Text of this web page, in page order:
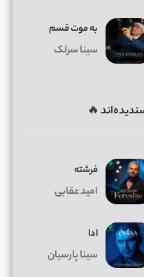
به موت قسم
سینا سرلک
🔥
فرشته
امید عقابی
ادا
سینا پارسیان